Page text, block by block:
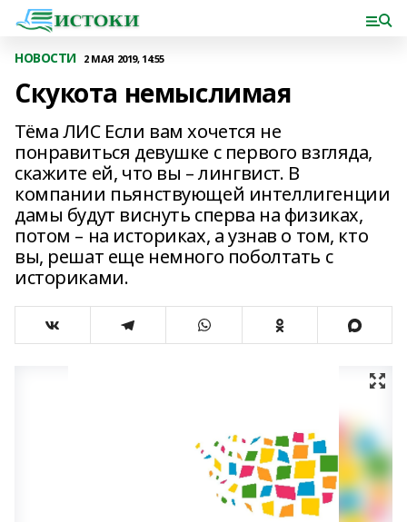
НОВОСТИ 2 МАЯ 2019, 14:55
Скукота немыслимая
Тёма ЛИС Если вам хочется не
понравиться девушке с первого взгляда,
скажите ей, что вы – лингвист. В
компании пьянствующей интеллигенции
дамы будут виснуть сперва на физиках,
потом – на историках, а узнав о том, кто
вы, решат еще немного поболтать с
историками.